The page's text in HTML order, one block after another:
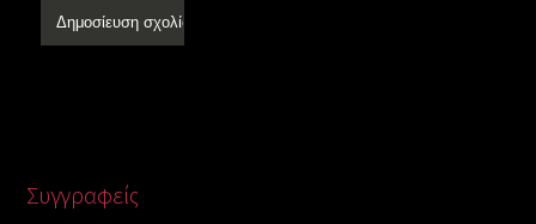
Συγγραφείς